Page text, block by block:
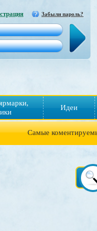
Забыли пароль?
Идеи
Самые